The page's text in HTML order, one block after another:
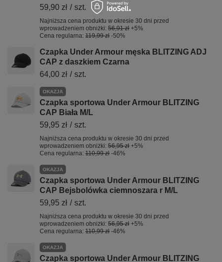
59,90 zł / szt.
Najniższa cena produktu w okresie 30 dni przed
wprowadzeniem obniżki: 56,91 zł +5%
Cena regularna: 119,99 zł -50%
Czapka Under Armour męska BLITZING ADJ
CAP z daszkiem Czarna
64,00 zł / szt.
OKAZJA
Czapka sportowa Under Armour BLITZING
CAP Biała M/L
59,95 zł / szt.
Najniższa cena produktu w okresie 30 dni przed
wprowadzeniem obniżki: 56,95 zł +5%
Cena regularna: 110,99 zł -46%
OKAZJA
Czapka sportowa Under Armour BLITZING
CAP Bejsbolówka ciemnoszara r M/L
59,95 zł / szt.
Najniższa cena produktu w okresie 30 dni przed
wprowadzeniem obniżki: 56,95 zł +5%
Cena regularna: 110,99 zł -46%
OKAZJA
Czapka sportowa Under Armour BLITZING